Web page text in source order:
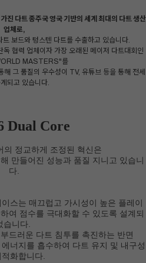
진 다트종주국 영국 기반의 세계 최대의 다트 생산
업체로,
보드와 텅스텐 다트를 수출하고 있습니다.
협력 업체이자 가장 오래된 메이저 다트대회인
MASTERS"를
그 품질의 우수성이 TV, 유튜브 등을 통해 전세
되고 있습니다.
Dual Core
의 정교하게 조정된 혁신은
만들어진 성능과 품질 지니고 있습니
다.
스는 매끄럽고 가시성이 높은 플레이
여 점수를 극대화할 수 있도록 설계되
습니다.
드러운 다트 침투를 촉진하는 반면
너지를 흡수하여 다트 유지 및 내구성
화합니다.